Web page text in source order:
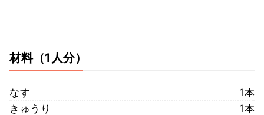
材料（1人分）
なす
1本
きゅうり
1本